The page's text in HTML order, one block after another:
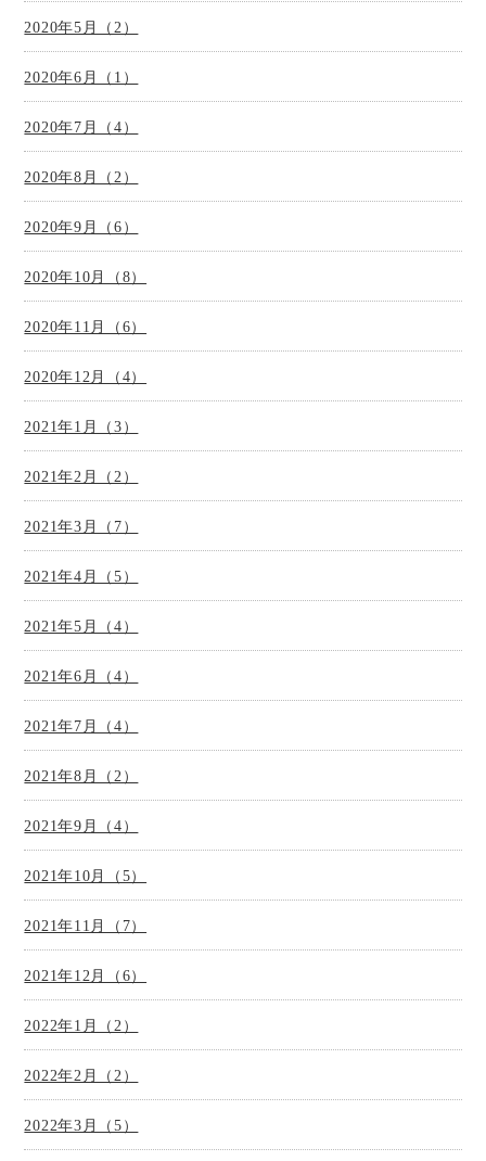
2020年5月（2）
2020年6月（1）
2020年7月（4）
2020年8月（2）
2020年9月（6）
2020年10月（8）
2020年11月（6）
2020年12月（4）
2021年1月（3）
2021年2月（2）
2021年3月（7）
2021年4月（5）
2021年5月（4）
2021年6月（4）
2021年7月（4）
2021年8月（2）
2021年9月（4）
2021年10月（5）
2021年11月（7）
2021年12月（6）
2022年1月（2）
2022年2月（2）
2022年3月（5）